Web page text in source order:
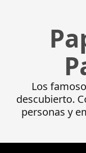
Los
descubierto.
personas y